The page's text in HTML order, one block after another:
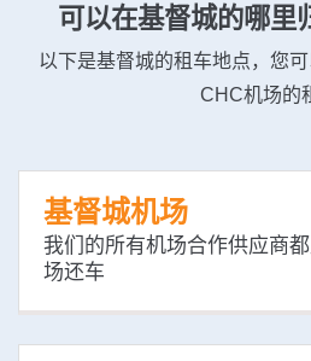
可以在基督城的哪里
以下是基督城的租车地点，您
CHC机场的
基督城机场
我们的所有机场合作供应商
场还车